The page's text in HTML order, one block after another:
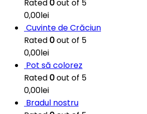
Rated0out of 5
0,00lei
Cuvinte de Crăciun
Rated0out of 5
0,00lei
Pot să colorez
Rated0out of 5
0,00lei
Bradul nostru